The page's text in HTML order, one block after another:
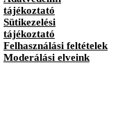
tájékoztató
Sütikezelési
tájékoztató
Felhasználási feltételek
Moderálási elveink